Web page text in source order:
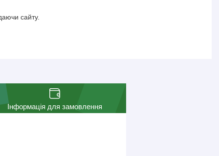
сайту.
Інформація для замовлення